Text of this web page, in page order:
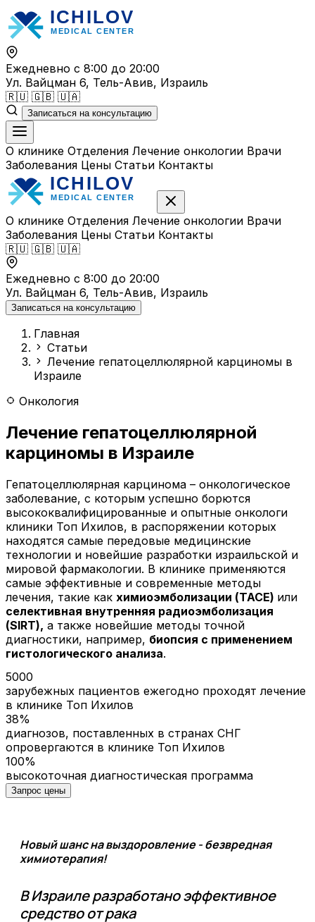
Перейти
к
содержимому
Ежедневно с 8:00 до 20:00
Ул. Вайцман 6, Тель-Авив, Израиль
🇷🇺 🇬🇧 🇺🇦
Записаться на консультацию
О клинике Отделения Лечение онкологии Врачи
Заболевания Цены Статьи Контакты
О клинике Отделения Лечение онкологии Врачи
Заболевания Цены Статьи Контакты
🇷🇺 🇬🇧 🇺🇦
Ежедневно с 8:00 до 20:00
Ул. Вайцман 6, Тель-Авив, Израиль
Записаться на консультацию
Главная
Статьи
Лечение гепатоцеллюлярной карциномы в
Израиле
Онкология
Лечение гепатоцеллюлярной
карциномы в Израиле
Гепатоцеллюлярная карцинома – онкологическое
заболевание, с которым успешно борются
высококвалифицированные и опытные онкологи
клиники Топ Ихилов, в распоряжении которых
находятся самые передовые медицинские
технологии и новейшие разработки израильской и
мировой фармакологии. В клинике применяются
самые эффективные и современные методы
лечения, такие как химиоэмболизации (ТАСЕ) или
селективная внутренняя радиоэмболизация
(SIRT), а также новейшие методы точной
диагностики, например, биопсия с применением
гистологического анализа.
5000
зарубежных пациентов ежегодно проходят лечение
в клинике Топ Ихилов
38%
диагнозов, поставленных в странах СНГ
опровергаются в клинике Топ Ихилов
100%
высокоточная диагностическая программа
Запрос цены
Новый шанс на выздоровление - безвредная
химиотерапия!
В Израиле разработано эффективное
средство от рака